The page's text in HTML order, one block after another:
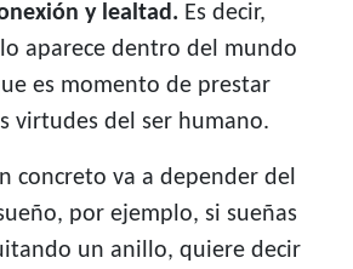
y lealtad. Es decir,
aparece dentro del mundo
es momento de prestar
virtudes del ser humano.
concreto va a depender del
por ejemplo, si sueñas
un anillo, quiere decir